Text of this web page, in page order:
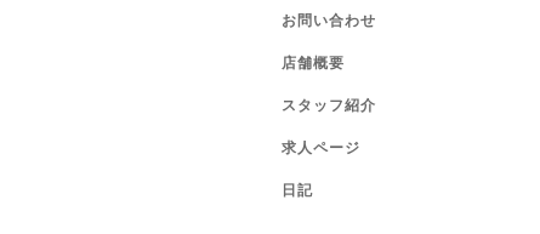
お問い合わせ
店舗概要
スタッフ紹介
求人ページ
日記